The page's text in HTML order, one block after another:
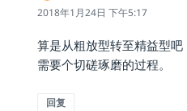
道：
2018年1月24日 下午5:17
算是从粗放型转至精益型
需要个切磋琢磨的过程。
回复